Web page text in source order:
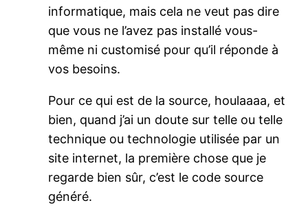
informatique, mais cela ne veut pas dire
que vous ne l’avez pas installé vous-
même ni customisé pour qu’il réponde à
vos besoins.
Pour ce qui est de la source, houlaaaa, et
bien, quand j’ai un doute sur telle ou telle
technique ou technologie utilisée par un
site internet, la première chose que je
regarde bien sûr, c’est le code source
généré.